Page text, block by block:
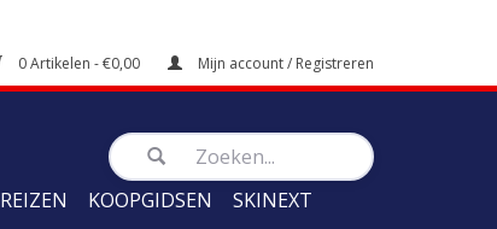
0 Artikelen - €0,00 Mijn account / Registreren
REIZEN KOOPGIDSEN SKINEXT